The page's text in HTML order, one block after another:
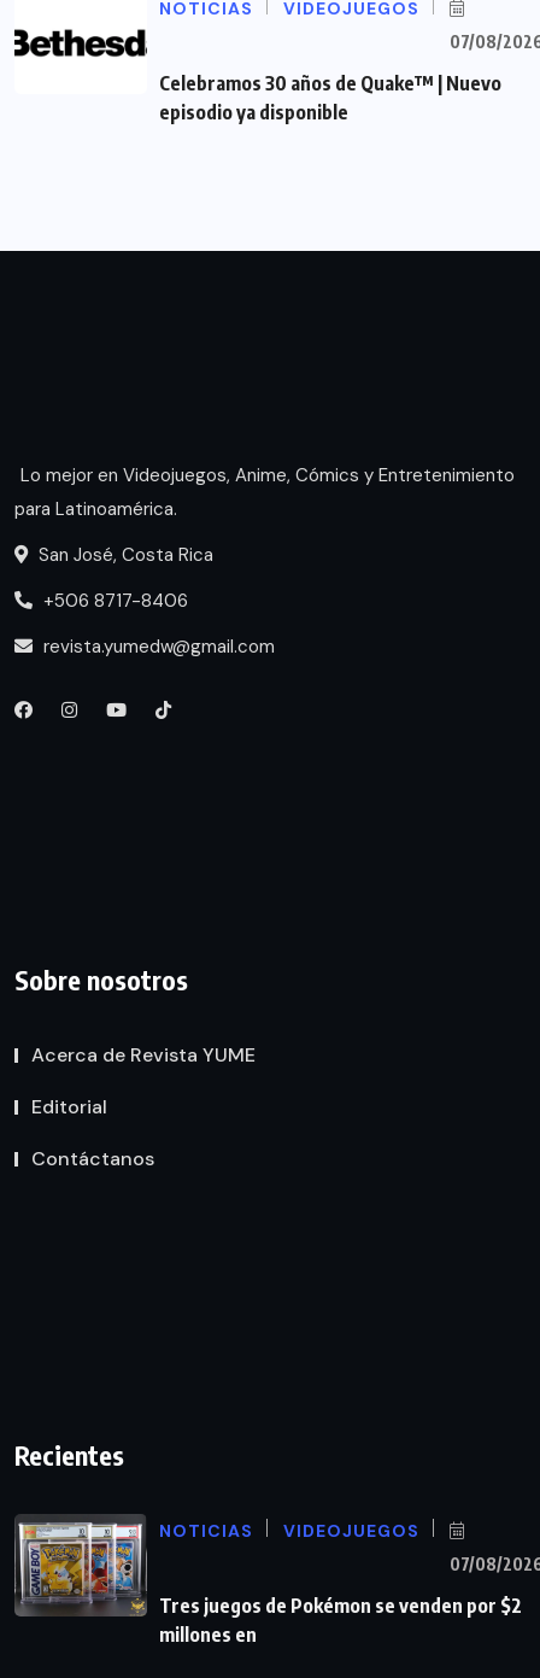
NOTICIAS VIDEOJUEGOS
07/08/
Celebramos 30 años de Quake™ | Nuevo
episodio ya disponible
Lo mejor en Videojuegos, Anime, Cómics y Entretenimiento
para Latinoamérica.
San José, Costa Rica
+506 8717-8406
revista.yumedw@gmail.com
Sobre nosotros
Acerca de Revista YUME
Editorial
Contáctanos
Recientes
NOTICIAS VIDEOJUEGOS
07/08/
Tres juegos de Pokémon se venden por $2
millones en